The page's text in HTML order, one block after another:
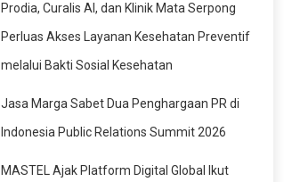
Prodia, Curalis AI, dan Klinik Mata Serpong
Perluas Akses Layanan Kesehatan Preventif
melalui Bakti Sosial Kesehatan
Jasa Marga Sabet Dua Penghargaan PR di
Indonesia Public Relations Summit 2026
MASTEL Ajak Platform Digital Global Ikut